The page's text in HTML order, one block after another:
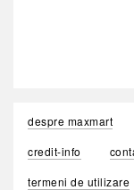
despre maxmart
credit-info
termeni de utilizare